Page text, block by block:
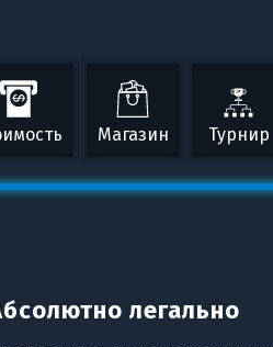
Магазин Турнир
легально